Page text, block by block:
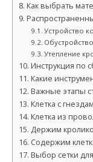
Как выбрать
Устройство
Утепление
Инструкция по
Какие
Важные этапы
Клетка с
Клетка из
Держим
Содержим
Выбор сетки